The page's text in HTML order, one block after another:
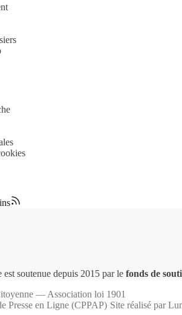
soutenue depuis 2015 par le fonds de
— Association loi 1901
Presse en Ligne (CPPAP)·Site réalisé par